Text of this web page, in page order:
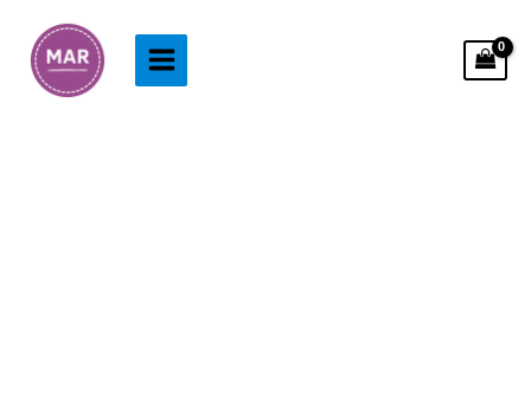
contenido